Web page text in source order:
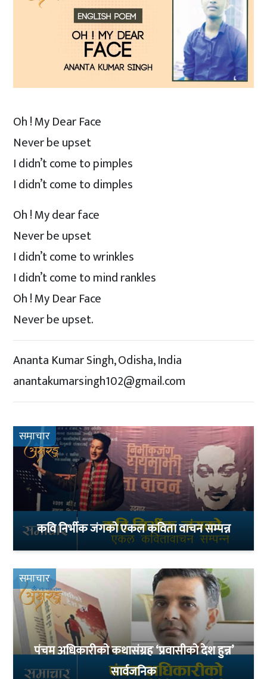
Oh ! My Dear Face
Never be upset
I didn’t come to pimples
I didn’t come to dimples
Oh ! My dear face
Never be upset
I didn’t come to wrinkles
I didn’t come to mind rankles
Oh ! My Dear Face
Never be upset.
Ananta Kumar Singh, Odisha, India
anantakumarsingh102@gmail.com
समाचार
कवि निर्भीक जंगको एकल कविता वाचन सम्पन्न
समाचार
पंचम अधिकारीको कथासंग्रह ‘प्रवासीको देश हुन्न’
सार्वजनिक